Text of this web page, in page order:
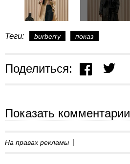
Теги: burberry показ
Поделиться:
Показать комментарии
На правах рекламы